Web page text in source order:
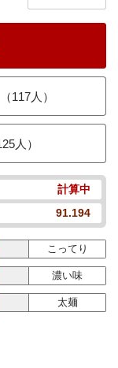
117人）
人）
計算中
91.194
こってり
濃い味
太麺